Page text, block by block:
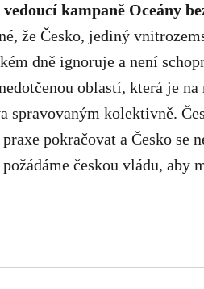
kampaně Oceány
že Česko, jediný
dně ignoruje a není
oblastí, která je
spravovaným kolektivně.
pokračovat a Česko se
českou vládu, aby